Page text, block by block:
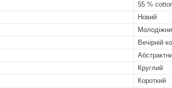
55 %
Новий
Вечірній
Круглий
Короткий